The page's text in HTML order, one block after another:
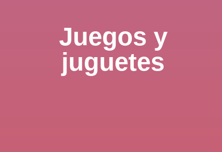
Juegos y
juguetes